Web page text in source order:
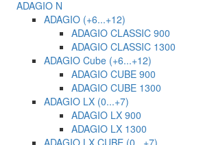
ADAGIO N
ADAGIO (+6...+12)
ADAGIO CLASSIC 900
ADAGIO CLASSIC 1300
ADAGIO Cube (+6...+12)
ADAGIO CUBE 900
ADAGIO CUBE 1300
ADAGIO LX (0...+7)
ADAGIO LX 900
ADAGIO LX 1300
ADAGIO LX CUBE (0...+7)